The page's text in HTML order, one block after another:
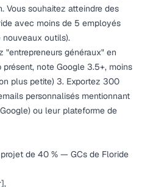
Vous souhaitez atteindre des
avec moins de 5 employés
outils).
"entrepreneurs généraux" en
note Google 3.5+, moins
plus petite) 3. Exportez 300
personnalisés mentionnant
ou leur plateforme de
de 40 % — GCs de Floride